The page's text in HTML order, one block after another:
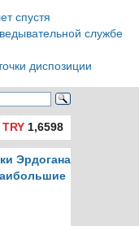
спустя
службе
диспозиции
TRY1,6598
Эрдогана